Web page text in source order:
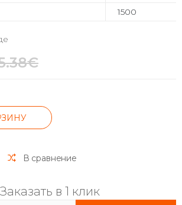
1500
В сравнение
Заказать в 1 клик